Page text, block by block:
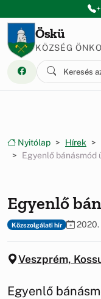
Ugrás a menüre
Ugrás a
Öskü
KÖZSÉG
Nyitólap Hírek
Egyenlő
Egyenlő
Közszolgálati hír 2020.
Veszprém,
Egyenlő